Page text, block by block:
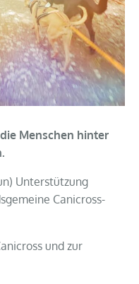
Menschen hinter
Unterstützung
Canicross-
und zur